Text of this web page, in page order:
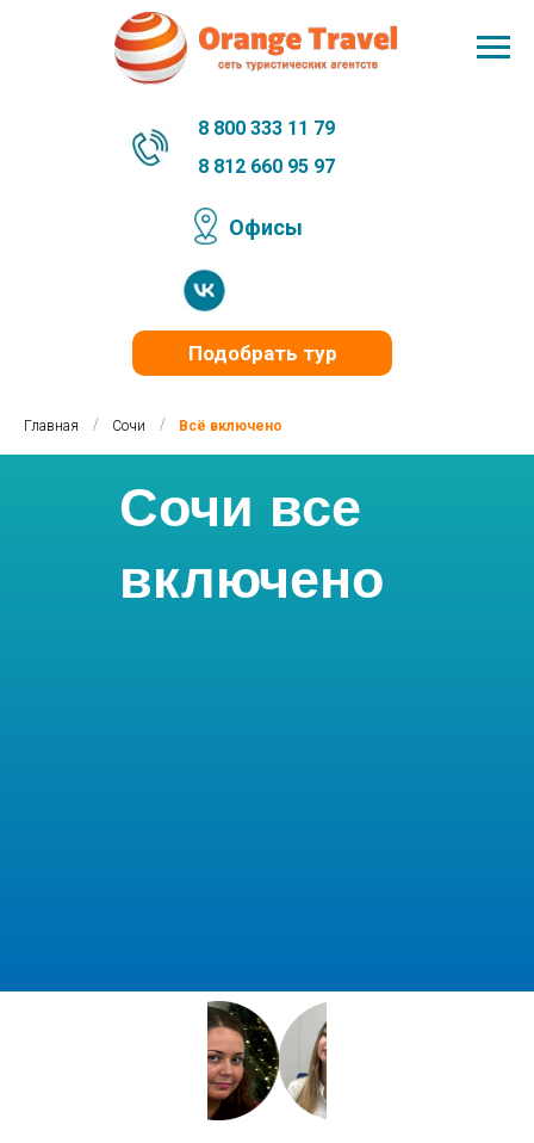
Подобрать тур
Офисы
8 812 660 95 97
8 800 333 11 79
Главная / Сочи / Всё включено
Сочи все
включено